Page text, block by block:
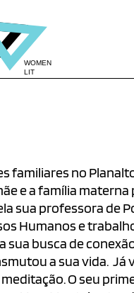
familiares no
e a família
sua professora de
Humanos e
sua busca de
a sua vida. Já
O seu